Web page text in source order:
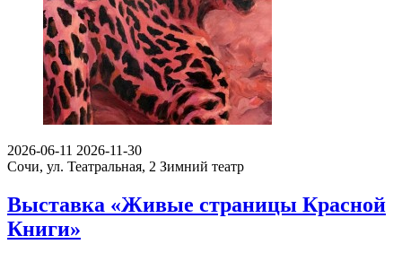
2026-06-11 2026-11-30
Сочи, ул. Театральная, 2 Зимний театр
Выставка «Живые страницы Красной
Книги»